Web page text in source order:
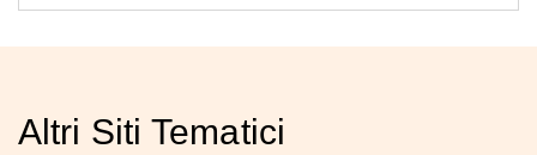
Altri Siti Tematici